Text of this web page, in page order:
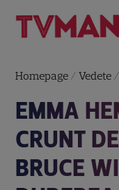
Homepage /Vedete
EMMA
CRUNT
BRUCE